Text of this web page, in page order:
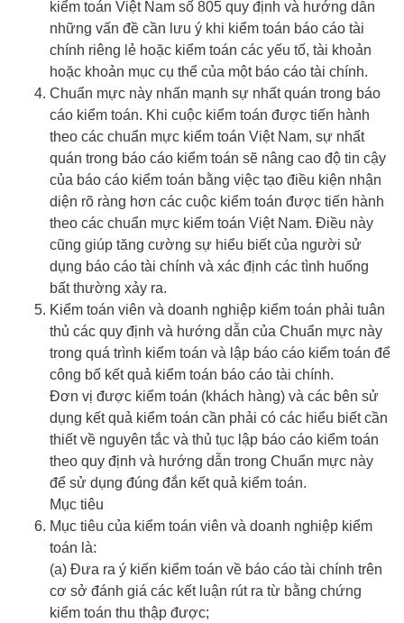
kiểm toán Việt Nam số 805 quy định và hướng dẫn
những vấn đề cần lưu ý khi kiểm toán báo cáo tài
chính riêng lẻ hoặc kiểm toán các yếu tố, tài khoản
hoặc khoản mục cụ thể của một báo cáo tài chính.
Chuẩn mực này nhấn mạnh sự nhất quán trong báo
cáo kiểm toán. Khi cuộc kiểm toán được tiến hành
theo các chuẩn mực kiểm toán Việt Nam, sự nhất
quán trong báo cáo kiểm toán sẽ nâng cao độ tin cậy
của báo cáo kiểm toán bằng việc tạo điều kiện nhận
diện rõ ràng hơn các cuộc kiểm toán được tiến hành
theo các chuẩn mực kiểm toán Việt Nam. Điều này
cũng giúp tăng cường sự hiểu biết của người sử
dụng báo cáo tài chính và xác định các tình huống
bất thường xảy ra.
Kiểm toán viên và doanh nghiệp kiểm toán phải tuân
thủ các quy định và hướng dẫn của Chuẩn mực này
trong quá trình kiểm toán và lập báo cáo kiểm toán để
công bố kết quả kiểm toán báo cáo tài chính.
Đơn vị được kiểm toán (khách hàng) và các bên sử
dụng kết quả kiểm toán cần phải có các hiểu biết cần
thiết về nguyên tắc và thủ tục lập báo cáo kiểm toán
theo quy định và hướng dẫn trong Chuẩn mực này
để sử dụng đúng đắn kết quả kiểm toán.
Mục tiêu
Mục tiêu của kiểm toán viên và doanh nghiệp kiểm
toán là:
(a) Đưa ra ý kiến kiểm toán về báo cáo tài chính trên
cơ sở đánh giá các kết luận rút ra từ bằng chứng
kiểm toán thu thập được;